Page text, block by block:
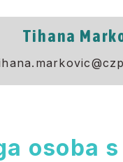
Tihana
osoba